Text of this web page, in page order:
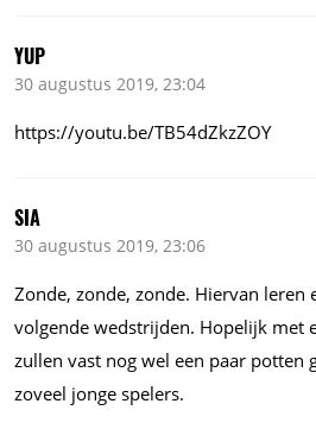
YUP
30 augustus 2019, 23:04
https://youtu.be/TB54dZkzZOY
SIA
30 augustus 2019, 23:06
Zonde, zonde, zonde. Hiervan leren
volgende wedstrijden. Hopelijk met
zullen vast nog wel een paar potten
zoveel jonge spelers.